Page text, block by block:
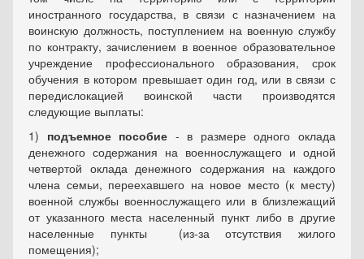
иностранного государства, в связи с назначением на
воинскую должность, поступлением на военную службу
по контракту, зачислением в военное образовательное
учреждение профессионального образования, срок
обучения в котором превышает один год, или в связи с
передислокацией воинской части производятся
следующие выплаты:
1) подъемное пособие - в размере одного оклада
денежного содержания на военнослужащего и одной
четвертой оклада денежного содержания на каждого
члена семьи, переехавшего на новое место (к месту)
военной службы военнослужащего или в близлежащий
от указанного места населенный пункт либо в другие
населенные пункты (из-за отсутствия жилого
помещения);